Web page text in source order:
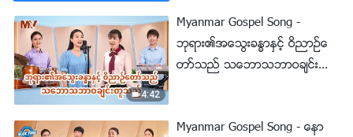
4:42
Myanmar Gospel Song -
ဘုရား၏အေသြးခႏၶာႏွင့္ ဝိညာဥ္ေ
တာ္သည္ သေဘာသဘာဝခ်င္းတူ
Myanmar Gospel Song - ေနာ